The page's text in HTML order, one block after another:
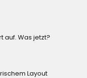
auf. Was jetzt?
Layout